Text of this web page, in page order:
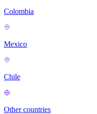
Colombia
Mexico
Chile
Other countries